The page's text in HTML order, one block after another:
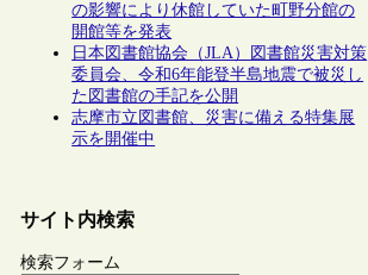
の影響により休館していた町野分館の
開館等を発表
日本図書館協会（JLA）図書館災害対策
委員会、令和6年能登半島地震で被災し
た図書館の手記を公開
志摩市立図書館、災害に備える特集展
示を開催中
サイト内検索
検索フォーム